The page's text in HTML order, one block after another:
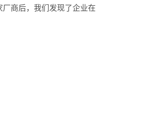
商后，我们发现了企业在